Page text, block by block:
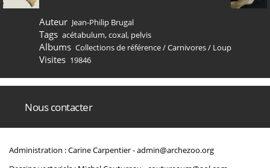
Auteur Jean-Philip Brugal
Tags acétabulum,coxal, pelvis
Albums Collections de référence/Carnivores/ Loup
Visites 19846
Nous contacter
Administration : Carine Carpentier -admin@archezoo.org